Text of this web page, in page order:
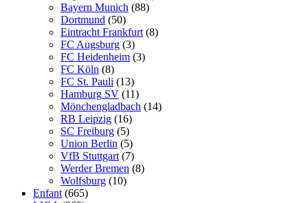
Bayern Munich (88)
Dortmund (50)
Eintracht Frankfurt (8)
FC Augsburg (3)
FC Heidenheim (3)
FC Köln (8)
FC St. Pauli (13)
Hamburg SV (11)
Mönchengladbach (14)
RB Leipzig (16)
SC Freiburg (5)
Union Berlin (5)
VfB Stuttgart (7)
Werder Bremen (8)
Wolfsburg (10)
Enfant (665)